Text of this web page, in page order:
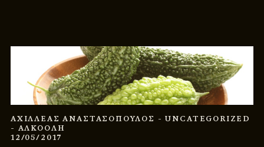
ΑΧΙΛΛΕΑΣ ΑΝΑΣΤΑΣΟΠΟΥΛΟΣ - UNCATEGORIZED
- ΑΛΚΟΟΛΗ
12/05/2017